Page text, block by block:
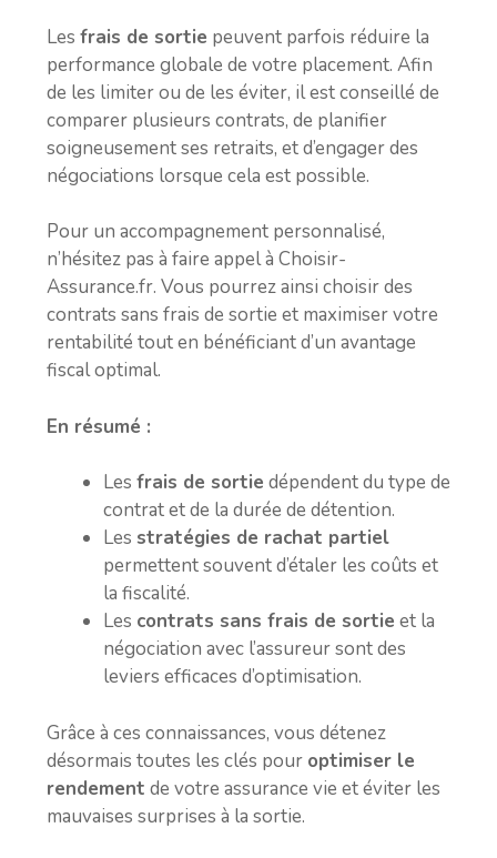
Les frais de sortie peuvent parfois réduire la
performance globale de votre placement. Afin
de les limiter ou de les éviter, il est conseillé de
comparer plusieurs contrats, de planifier
soigneusement ses retraits, et d’engager des
négociations lorsque cela est possible.
Pour un accompagnement personnalisé,
n’hésitez pas à faire appel à Choisir-
Assurance.fr. Vous pourrez ainsi choisir des
contrats sans frais de sortie et maximiser votre
rentabilité tout en bénéficiant d’un avantage
fiscal optimal.
En résumé :
Les frais de sortie dépendent du type de
contrat et de la durée de détention.
Les stratégies de rachat partiel
permettent souvent d’étaler les coûts et
la fiscalité.
Les contrats sans frais de sortie et la
négociation avec l’assureur sont des
leviers efficaces d’optimisation.
Grâce à ces connaissances, vous détenez
désormais toutes les clés pour optimiser le
rendement de votre assurance vie et éviter les
mauvaises surprises à la sortie.